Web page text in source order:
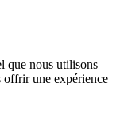
que nous utilisons
offrir une expérience